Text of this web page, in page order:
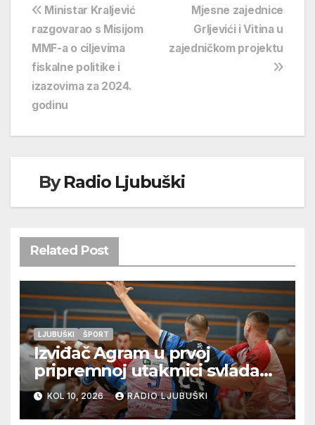
Navigacija
objava
Mjesne zajednice
Grljevići i Vitina u
zajedničkom projektu
Ministar Kraljević
razgovarao s Misijom
MMF-a o ciljevima
fiskalne politike i
izazovima za 2024.
godinu
ByRadio Ljubuški
Related Post
LJUBUŠKI ŠPORT
Izviđač Agram u prvoj
pripremnoj utakmici svladao
Metković Zalmo 37:32
KOL 10, 2026 RADIO LJUBUŠKI